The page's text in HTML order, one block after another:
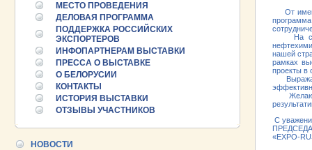
МЕСТО ПРОВЕДЕНИЯ
ДЕЛОВАЯ ПРОГРАММА
ПОДДЕРЖКА РОССИЙСКИХ
ЭКСПОРТЕРОВ
ИНФОПАРТНЕРАМ ВЫСТАВКИ
ПРЕССА О ВЫСТАВКЕ
О БЕЛОРУСИИ
КОНТАКТЫ
ИСТОРИЯ ВЫСТАВКИ
ОТЗЫВЫ УЧАСТНИКОВ
НОВОСТИ
25.06.2026 ::Пост-релиз
25.06.2026 ::Деловая программа EXPO EURASIA
VIETNAM 2026
24.06.2026 ::Открытие VII Международной
промышленной выставки «EXPO EURASIA
От имени
На
нашей
рамках
проекты в
Выражаю
Желаю
С